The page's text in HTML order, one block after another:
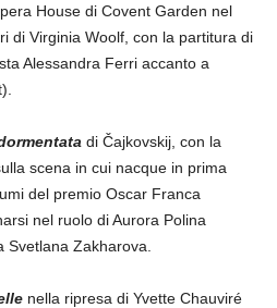
House di Covent Garden nel
di Virginia Woolf, con la partitura di
Alessandra Ferri accanto a
di Čajkovskij, con la
scena in cui nacque in prima
del premio Oscar Franca
nel ruolo di Aurora Polina
Svetlana Zakharova.
nella ripresa di Yvette Chauviré